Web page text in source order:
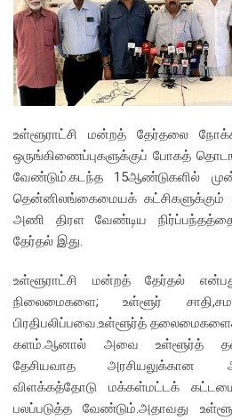
உள்ளூராட்சி மன்றத் தேர்தலை
ஒருங்கிணைப்புகளுக்குப் போகத்
வேண்டும்.கடந்த 15ஆண்டுகளில்
தென்னிலங்கைமையக் கட்சிகளுக்கும்
அணி திரள வேண்டிய நிர்ப்பந்தத்தை
தேர்தல் இது.
உள்ளூராட்சி மன்றத் தேர்தல்
நிலைமைகளை; உள்ளூர்
பிரதிபலிப்பவை.உள்ளூர்த்
களம்.ஆனால் அவை உள்ளூர்த்
தேசியவாத அரசியலுக்கான
விளக்கத்தோடு மக்கள்மட்டக்
பலப்படுத்த வேண்டும்.அதாவது